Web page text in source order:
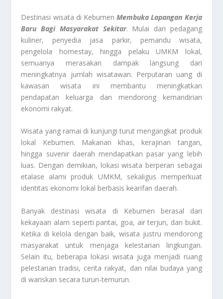
Destinasi wisata di KebumenMembuka Lapangan Kerja
Baru Bagi Masyarakat Sekitar. Mulai dari pedagang
kuliner, penyedia jasa parkir, pemandu wisata,
pengelola homestay, hingga pelaku UMKM lokal,
semuanya merasakan dampak langsung dari
meningkatnya jumlah wisatawan. Perputaran uang di
kawasan wisata ini membantu meningkatkan
pendapatan keluarga dan mendorong kemandirian
ekonomi rakyat.
Wisata yang ramai di kunjungi turut mengangkat produk
lokal Kebumen. Makanan khas, kerajinan tangan,
hingga suvenir daerah mendapatkan pasar yang lebih
luas. Dengan demikian, lokasi wisata berperan sebagai
etalase alami produk UMKM, sekaligus memperkuat
identitas ekonomi lokal berbasis kearifan daerah.
Banyak destinasi wisata di Kebumen berasal dari
kekayaan alam seperti pantai, goa, air terjun, dan bukit.
Ketika di kelola dengan baik, wisata justru mendorong
masyarakat untuk menjaga kelestarian lingkungan.
Selain itu, beberapa lokasi wisata juga menjadi ruang
pelestarian tradisi, cerita rakyat, dan nilai budaya yang
di wariskan secara turun-temurun.